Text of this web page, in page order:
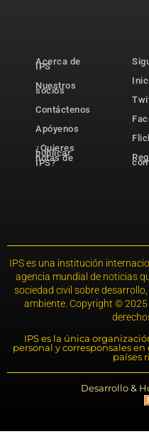
Acerca de
IPS
Nuestros
socios
Contáctenos
Apóyenos
¿Quieres
publicar
notas de
IPS?
IPS es una institución
agencia mundial de noticias
sociedad civil sobre
ambiente. Copyright © 2025
IPS es la única
personal y corresponsales
países
Desarrollo &